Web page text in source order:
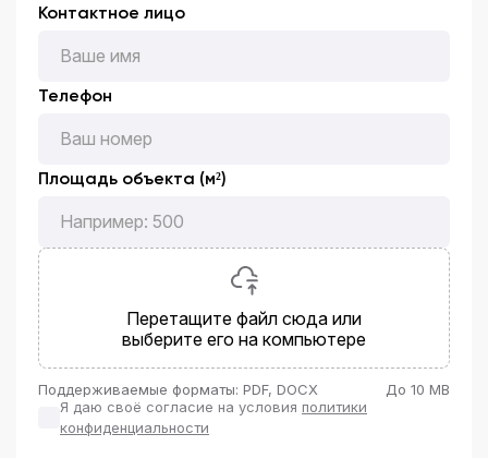
Контактное лицо
Телефон
Площадь объекта (м²)
Перетащите файл сюда или
выберите его на компьютере
Поддерживаемые форматы: PDF, DOCX
До 10 MB
Я даю своё согласие на условия политики
конфиденциальности